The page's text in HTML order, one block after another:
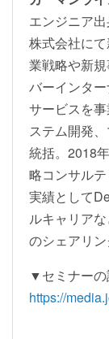
エンジニア
株式会社に
業戦略や新
バーインタ
サービスを
ステム開発
統括。2018
略コンサル
実績として
ルキャリア
のシェアリン
▼セミナーの
https://